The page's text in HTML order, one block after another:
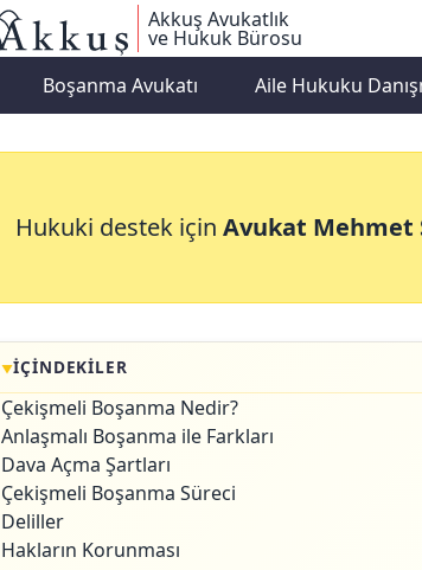
Akkuş Avukatlık
ve Hukuk Bürosu
Boşanma Avukatı Aile Hukuku
Hukuki destek için Avukat Mehmet
İÇINDEKILER
Çekişmeli Boşanma Nedir?
Anlaşmalı Boşanma ile Farkları
Dava Açma Şartları
Çekişmeli Boşanma Süreci
Deliller
Hakların Korunması